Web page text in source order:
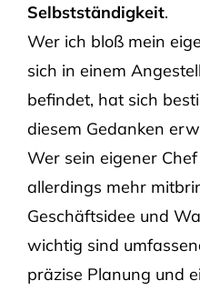
Selbstständigkeit.
Wer ich bloß mein
sich in einem
befindet, hat sich
diesem Gedanken
Wer sein eigener
allerdings mehr
Geschäftsidee und
wichtig sind
präzise Planung und